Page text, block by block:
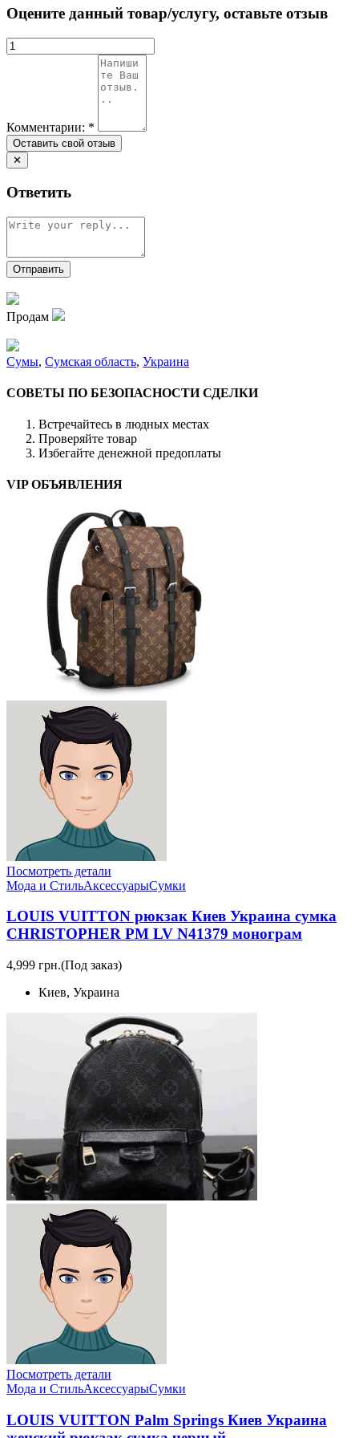
Оцените данный товар/услугу, оставьте отзыв
Комментарии: *
✕
Ответить
Продам
Сумы, Сумская область, Украина
СОВЕТЫ ПО БЕЗОПАСНОСТИ СДЕЛКИ
Встречайтесь в людных местах
Проверяйте товар
Избегайте денежной предоплаты
VIP ОБЪЯВЛЕНИЯ
Посмотреть детали
Мода и СтильАксессуарыСумки
LOUIS VUITTON рюкзак Киев Украина сумка
CHRISTOPHER PM LV N41379 монограм
4,999 грн.(Под заказ)
Киев, Украина
Посмотреть детали
Мода и СтильАксессуарыСумки
LOUIS VUITTON Palm Springs Киев Украина